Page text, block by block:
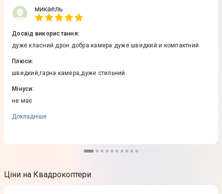
микаель
Досвід використання:
дуже класний дрон добра камера дуже швидкий и компактний
Плюси:
швидкий,гарна камера,дуже стильний.
Мінуси:
не має
Докладніше
Ціни на Квадрокоптери